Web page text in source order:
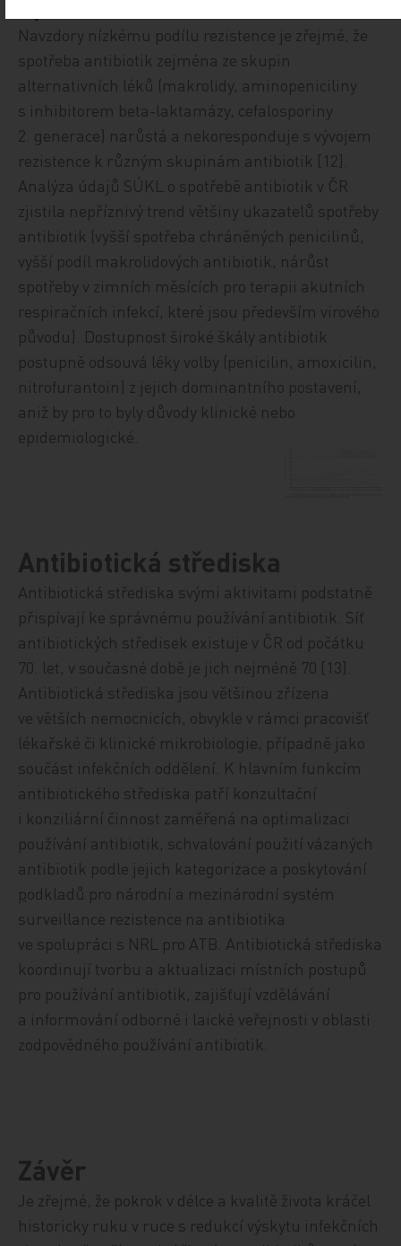
Navzdory nízkému podílu rezistence je zřejmé, že
spotřeba antibiotik zejména ze skupin
alternativních léků (makrolidy, aminopeniciliny
s inhibitorem beta-laktamázy, cefalosporiny
2. generace) narůstá a nekoresponduje s vývojem
rezistence k různým skupinám antibiotik [12].
Analýza údajů SÚKL o spotřebě antibiotik v ČR
zjistila nepříznivý trend většiny ukazatelů spotřeby
antibiotik (vyšší spotřeba chráněných penicilinů,
vyšší podíl makrolidových antibiotik, nárůst
spotřeby v zimních měsících pro terapii akutních
respiračních infekcí, které jsou především virového
původu). Dostupnost široké škály antibiotik
postupně odsouvá léky volby (penicilin, amoxicilin,
nitrofurantoin) z jejich dominantního postavení,
aniž by pro to byly důvody klinické nebo
epidemiologické.
Antibiotická střediska
Antibiotická střediska svými aktivitami podstatně
přispívají ke správnému používání antibiotik. Síť
antibiotických středisek existuje v ČR od počátku
70. let, v současné době je jich nejméně 70 [13].
Antibiotická střediska jsou většinou zřízena
ve větších nemocnicích, obvykle v rámci pracovišť
lékařské či klinické mikrobiologie, případně jako
součást infekčních oddělení. K hlavním funkcím
antibiotického střediska patří konzultační
i konziliární činnost zaměřená na optimalizaci
používání antibiotik, schvalování použití vázaných
antibiotik podle jejich kategorizace a poskytování
podkladů pro národní a mezinárodní systém
surveillance rezistence na antibiotika
ve spolupráci s NRL pro ATB. Antibiotická střediska
koordinují tvorbu a aktualizaci místních postupů
pro používání antibiotik, zajišťují vzdělávání
a informování odborné i laické veřejnosti v oblasti
zodpovědného používání antibiotik.
Závěr
Je zřejmé, že pokrok v délce a kvalitě života kráčel
historicky ruku v ruce s redukcí výskytu infekčních